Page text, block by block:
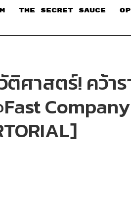
THE SECRET SAUCE​
ติศาสตร์! คว้า